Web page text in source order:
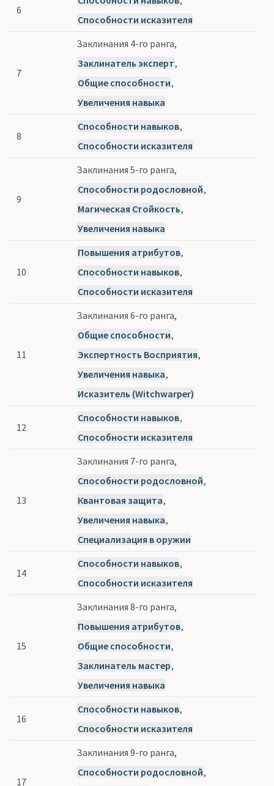
6
Способности исказителя
7
Заклинания 4-го ранга,
Заклинатель эксперт,
Общие способности,
Увеличения навыка
8
Способности навыков,
Способности исказителя
9
Заклинания 5-го ранга,
Способности родословной,
Магическая Стойкость,
Увеличения навыка
10
Повышения атрибутов,
Способности навыков,
Способности исказителя
11
Заклинания 6-го ранга,
Общие способности,
Экспертность Восприятия,
Увеличения навыка,
Исказитель (Witchwarper)
12
Способности навыков,
Способности исказителя
13
Заклинания 7-го ранга,
Способности родословной,
Квантовая защита,
Увеличения навыка,
Специализация в оружии
14
Способности навыков,
Способности исказителя
15
Заклинания 8-го ранга,
Повышения атрибутов,
Общие способности,
Заклинатель мастер,
Увеличения навыка
16
Способности навыков,
Способности исказителя
17
Заклинания 9-го ранга,
Способности родословной,